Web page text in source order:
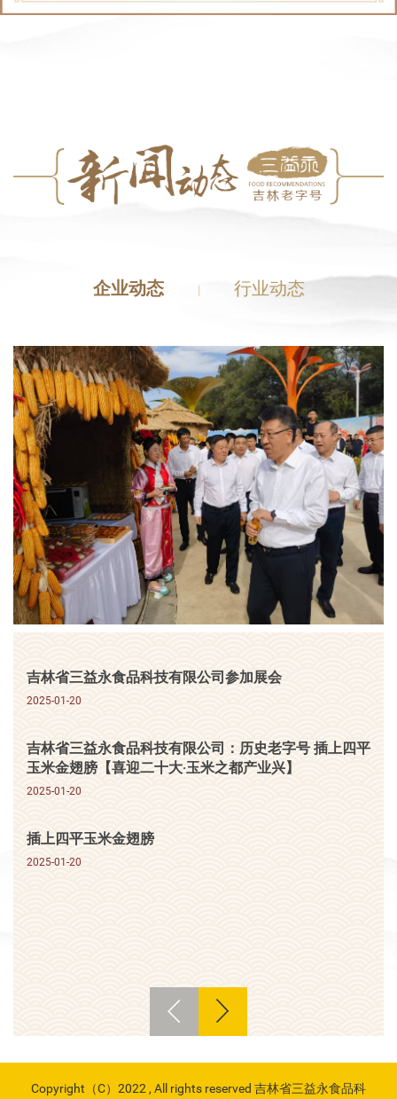
企业动态 | 行业动态
吉林省三益永食品科技有限公司参加展会
2025-01-20
吉林省三益永食品科技有限公司：历史老字号 插上四平
玉米金翅膀【喜迎二十大·玉米之都产业兴】
2025-01-20
插上四平玉米金翅膀
2025-01-20
Copyright（C）2022 , All rights reserved 吉林省三益永食品科